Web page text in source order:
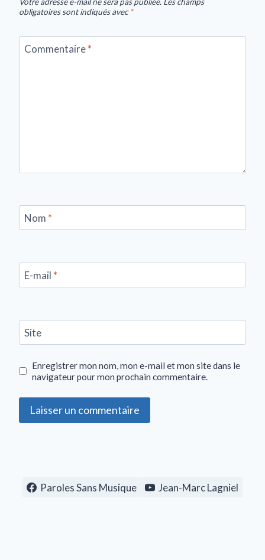
obligatoires sont indiqués avec*
Commentaire*
Nom *
E-mail *
Site
Enregistrer mon nom, mon e-mail et mon site dans le
navigateur pour mon prochain commentaire.
Paroles Sans Musique Jean-Marc Lagniel